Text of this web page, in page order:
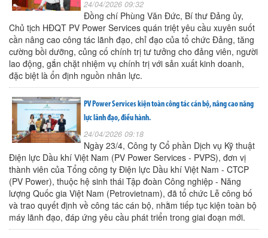
24/04/2026 09:32
Đồng chí Phùng Văn Đức, Bí thư Đảng ủy,
Chủ tịch HĐQT PV Power Services quán triệt yêu cầu xuyên suốt
cần nâng cao công tác lãnh đạo, chỉ đạo của tổ chức Đảng, tăng
cường bồi dưỡng, củng cố chính trị tư tưởng cho đảng viên, người
lao động, gắn chặt nhiệm vụ chính trị với sản xuất kinh doanh,
đặc biệt là ổn định nguồn nhân lực.
PV Power Services kiện toàn công tác cán bộ, nâng cao năng
lực lãnh đạo, điều hành.
24/04/2026 09:18
Ngày 23/4, Công ty Cổ phần Dịch vụ Kỹ thuật
Điện lực Dầu khí Việt Nam (PV Power Services - PVPS), đơn vị
thành viên của Tổng công ty Điện lực Dầu khí Việt Nam - CTCP
(PV Power), thuộc hệ sinh thái Tập đoàn Công nghiệp - Năng
lượng Quốc gia Việt Nam (Petrovietnam), đã tổ chức Lễ công bố
và trao quyết định về công tác cán bộ, nhằm tiếp tục kiện toàn bộ
máy lãnh đạo, đáp ứng yêu cầu phát triển trong giai đoạn mới.